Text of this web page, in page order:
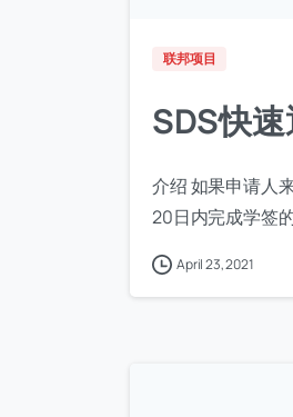
联邦项目
SDS快
介绍 如果申请人
20日内完成学签
April 23, 2021